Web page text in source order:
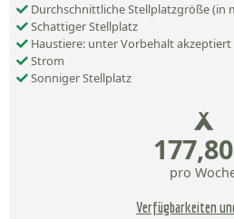
Durchschnittliche Stellplatzgröße (in
Schattiger Stellplatz
Haustiere: unter Vorbehalt akzeptiert
Strom
Sonniger Stellplatz
pro
Verfügbarkeiten